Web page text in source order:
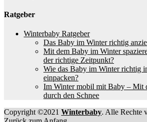
Ratgeber
Winterbaby Ratgeber
Das Baby im Winter richtig
Mit dem Baby im Winter
der richtige Zeitpunkt?
Wie das Baby im Winter richtig
einpacken?
Im Winter mobil mit Baby – Mit
durch den Schnee
Copyright ©2021 Winterbaby. Alle Rechte